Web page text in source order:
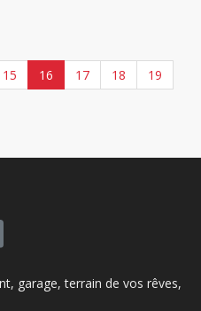
15 16 17 18
19
garage, terrain de vos rêves,